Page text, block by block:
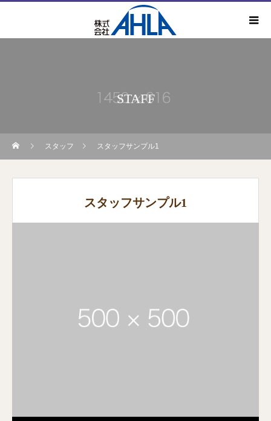
STAFF
スタッフ スタッフサンプル1
スタッフサンプル1